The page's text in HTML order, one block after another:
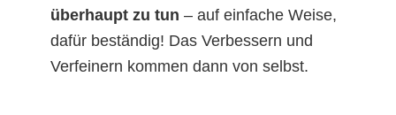
überhaupt zu tun – auf einfache Weise,
dafür beständig! Das Verbessern und
Verfeinern kommen dann von selbst.